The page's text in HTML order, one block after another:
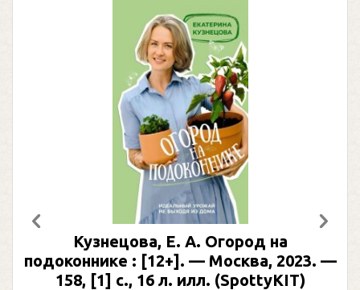
Кузнецова, Е. А. Огород на
подоконнике : [12+]. — Москва, 2023. —
158, [1] с., 16 л. илл. (SpottyKIT)
Предыдущий